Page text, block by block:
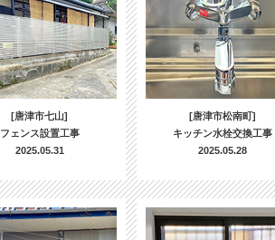
[唐津市七山]
フェンス設置工事
2025.05.31
[唐津市松南町]
キッチン水栓交換工事
2025.05.28